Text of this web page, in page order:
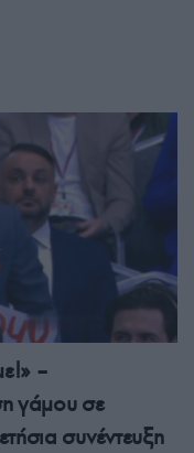
–
γάμου σε
συνέντευξη